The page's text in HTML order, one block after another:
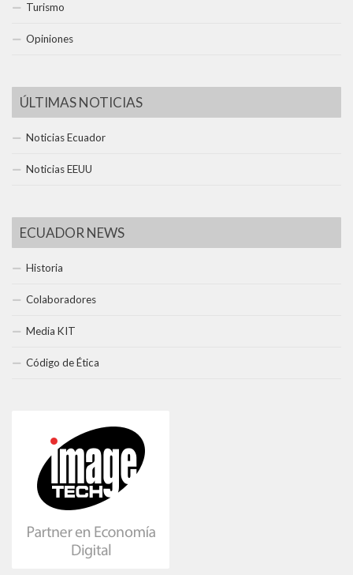
Turismo
Opiniones
ÚLTIMAS NOTICIAS
Noticias Ecuador
Noticias EEUU
ECUADOR NEWS
Historia
Colaboradores
Media KIT
Código de Ética